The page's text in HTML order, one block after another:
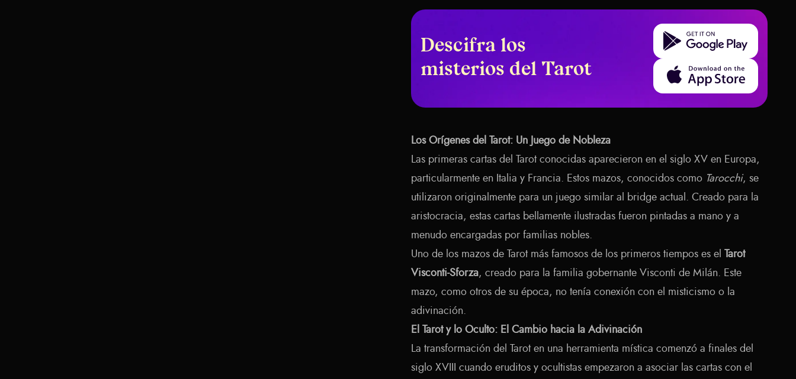
Descifra los
misterios del Tarot
Get it on Google Play
Download on the App Store
Los Orígenes del Tarot: Un Juego de Nobleza
Las primeras cartas del Tarot conocidas aparecieron en el siglo XV en Europa,
particularmente en Italia y Francia. Estos mazos, conocidos como Tarocchi, se
utilizaron originalmente para un juego similar al bridge actual. Creado para la
aristocracia, estas cartas bellamente ilustradas fueron pintadas a mano y a
menudo encargadas por familias nobles.
Uno de los mazos de Tarot más famosos de los primeros tiempos es el
Tarot
Visconti-Sforza, creado para la familia gobernante Visconti de Milán. Este
mazo, como otros de su época, no tenía conexión con el misticismo o la
adivinación.
El Tarot y lo Oculto: El Cambio hacia la Adivinación
La transformación del Tarot en una herramienta mística comenzó a finales del
siglo XVIII cuando eruditos y ocultistas empezaron a asociar las cartas con el